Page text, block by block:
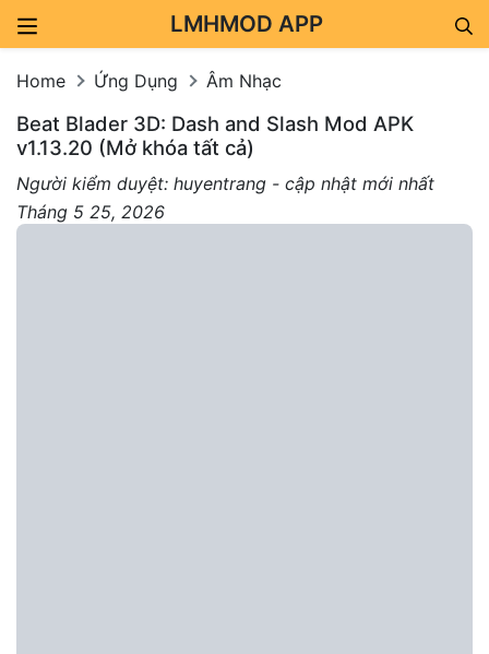
LMHMOD APP
Home Ứng Dụng Âm Nhạc
Beat Blader 3D: Dash and Slash Mod APK
v1.13.20 (Mở khóa tất cả)
Người kiểm duyệt: huyentrang - cập nhật mới nhất
Tháng 5 25, 2026